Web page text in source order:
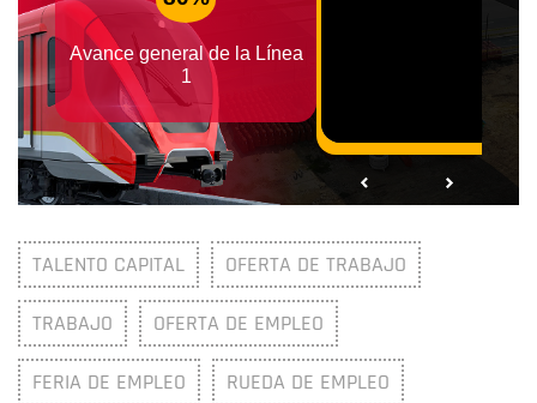
TALENTO CAPITAL OFERTA DE TRABAJO
TRABAJO OFERTA DE EMPLEO
FERIA DE EMPLEO RUEDA DE EMPLEO